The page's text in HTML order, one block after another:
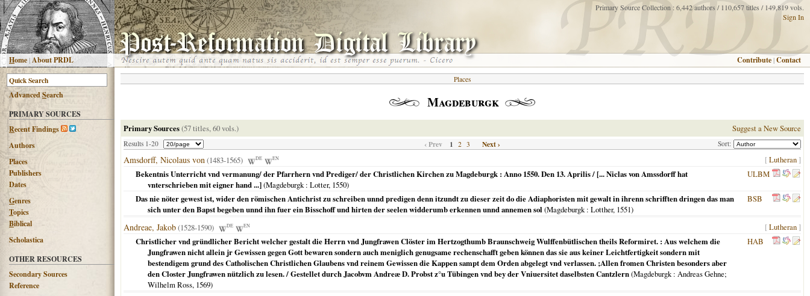
Home|About PRDL
Primary Source Collection : 6,442 authors / 110,657 titles / 149,819 vols.
Sign In
Contribute |Contact
AdvancedSearch
PRIMARY SOURCES
Recent Findings
Authors
Places
Publishers
Dates
Genres
Topics
Biblical
Scholastica
OTHER RESOURCES
Secondary Sources
Reference
Places
Magdeburgk
Primary Sources(57 titles, 60 vols.) Suggest a New Source
Results 1-20 Sort:
‹ Prev 1 2 3 Next ›
Amsdorff, Nicolaus von(1483-1565) DE EN [Lutheran ]
Bekentnis Unterricht vnd vermanung/ der Pfarrhern vnd Prediger/ der Christlichen Kirchen zu Magdeburgk : Anno 1550. Den 13. Aprilis / [... Niclas von Amssdorff hat
vnterschrieben mit eigner hand ...](Magdeburgk: Lotter, 1550)
ULBM
Das nie nöter gewest ist, wider den römischen Antichrist zu schreiben unnd predigen denn itzundt zu dieser zeit do die Adiaphoristen mit gewalt in ihrenn schrifften dringen das man
sich unter den Bapst begeben unnd ihn fuer ein Bisschoff und hirten der seelen widderumb erkennen unnd annemen sol (Magdeburgk: Lotther, 1551)
BSB
Andreae, Jakob(1528-1590) DE EN [Lutheran ]
Christlicher vnd gründlicher Bericht welcher gestalt die Herrn vnd Jungfrawen Clöster im Hertzogthumb Braunschweig Wulffenbütlischen theils Reformiret. : Aus welchem die
Jungfrawen nicht allein jr Gewissen gegen Gott bewaren sondern auch meniglich genugsame rechenschafft geben können das sie aus keiner Leichtfertigkeit sondern mit
bestendigem grund des Catholischen Christlichen Glaubens vnd reinem Gewissen die Kappen sampt dem Orden abgelegt vnd verlassen. ;Allen fromen Christen besonders aber
den Closter Jungfrawen nützlich zu lesen. / Gestellet durch Jacobvm Andreæ D. Probst z°u Tübingen vnd bey der Vniuersitet daselbsten Cantzlern(Magdeburgk: Andreas Gehne;
Wilhelm Ross, 1569)
HAB